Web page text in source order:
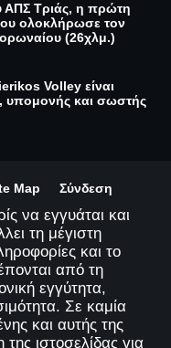
ΑΠΣ Τριάς, η πρώτη
ολοκλήρωσε τον
(26χλμ.)
Volley είναι
υπομονής και σωστής
Map Σύνδεση
να εγγυάται και
τη μέγιστη
και το
από τη
εγγύτητα,
Σε καμία
και αυτής της
ιστοσελίδας για